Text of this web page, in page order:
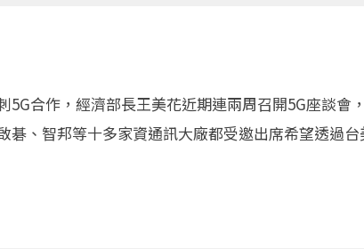
合作，經濟部長王美花近期連兩周召開5G座談
碁、智邦等十多家資通訊大廠都受邀出席希望透過